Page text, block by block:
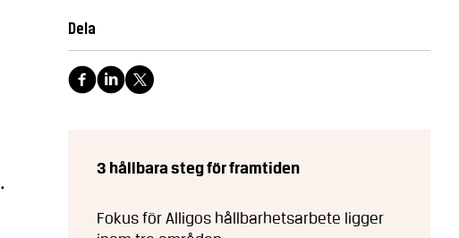
Dela
3 hållbara steg för framtiden
Fokus för Alligos hållbarhetsarbete ligger